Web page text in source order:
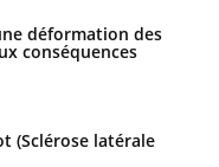
déformation des
conséquences
(Sclérose latérale